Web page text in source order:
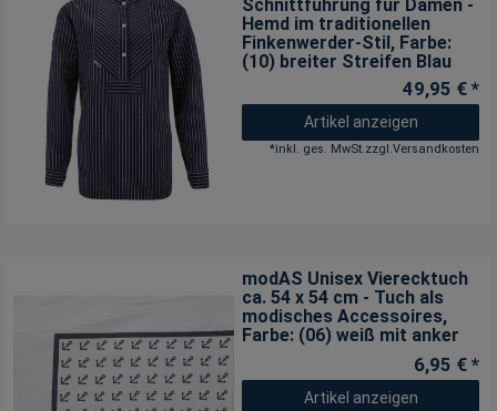
Schnittführung für Damen -
Hemd im traditionellen
Finkenwerder-Stil, Farbe:
(10) breiter Streifen Blau
49,95 € *
Artikel anzeigen
*inkl. ges. MwSt.zzgl.Versandkosten
modAS Unisex Vierecktuch
ca. 54 x 54 cm - Tuch als
modisches Accessoires,
Farbe: (06) weiß mit anker
6,95 € *
Artikel anzeigen